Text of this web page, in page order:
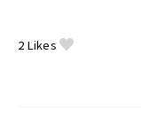
2 Likes